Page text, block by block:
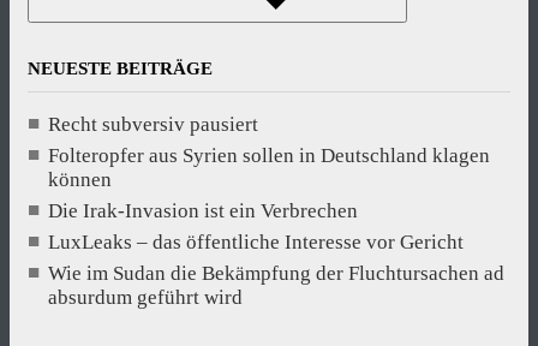
NEUESTE BEITRÄGE
Recht subversiv pausiert
Folteropfer aus Syrien sollen in Deutschland klagen
können
Die Irak-Invasion ist ein Verbrechen
LuxLeaks – das öffentliche Interesse vor Gericht
Wie im Sudan die Bekämpfung der Fluchtursachen ad
absurdum geführt wird